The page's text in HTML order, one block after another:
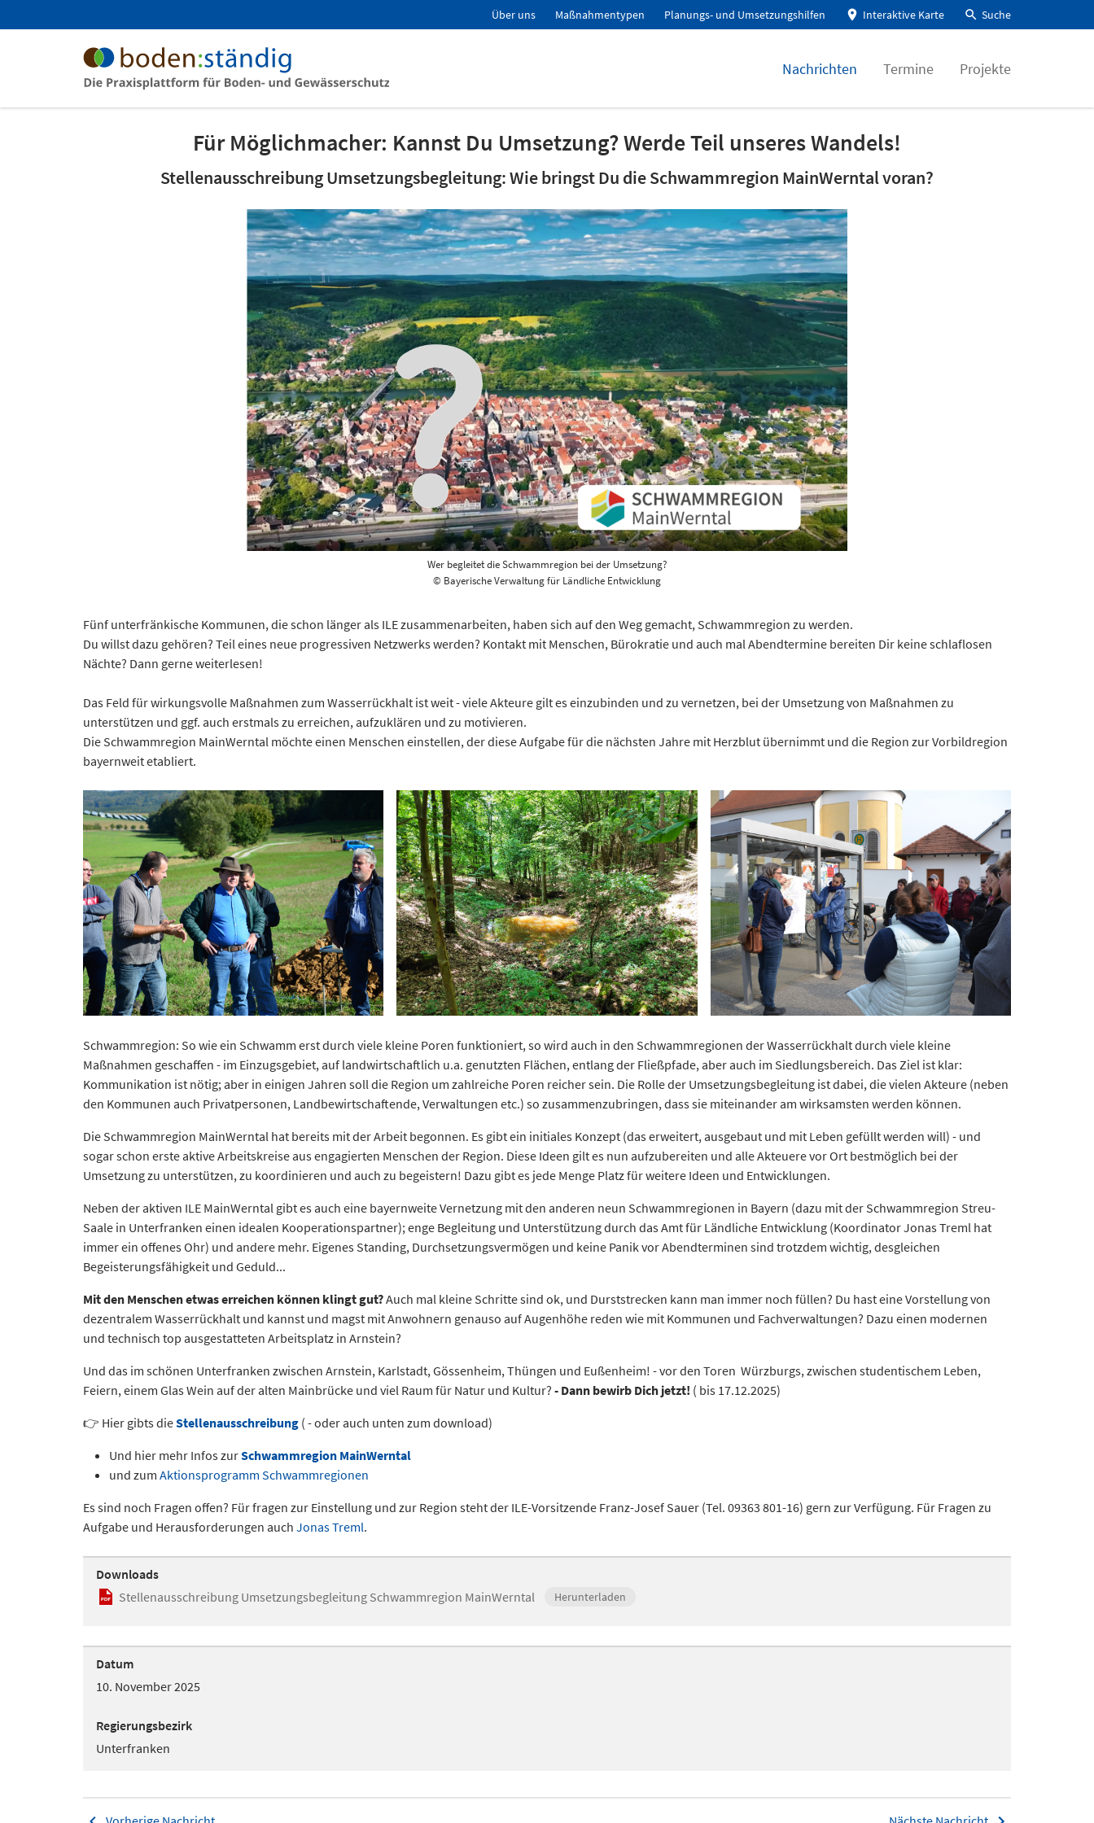
Über uns Maßnahmentypen Planungs- und Umsetzungshilfen Interaktive Karte Suche
Nachrichten Termine Projekte
Für Möglichmacher: Kannst Du Umsetzung? Werde Teil unseres Wandels!
Stellenausschreibung Umsetzungsbegleitung: Wie bringst Du die Schwammregion MainWerntal voran?
Wer begleitet die Schwammregion bei der Umsetzung?
© Bayerische Verwaltung für Ländliche Entwicklung
Fünf unterfränkische Kommunen, die schon länger als ILE zusammenarbeiten, haben sich auf den Weg gemacht, Schwammregion zu werden.
Du willst dazu gehören? Teil eines neue progressiven Netzwerks werden? Kontakt mit Menschen, Bürokratie und auch mal Abendtermine bereiten Dir keine schlaflosen
Nächte? Dann gerne weiterlesen!
Das Feld für wirkungsvolle Maßnahmen zum Wasserrückhalt ist weit - viele Akteure gilt es einzubinden und zu vernetzen, bei der Umsetzung von Maßnahmen zu
unterstützen und ggf. auch erstmals zu erreichen, aufzuklären und zu motivieren.
Die Schwammregion MainWerntal möchte einen Menschen einstellen, der diese Aufgabe für die nächsten Jahre mit Herzblut übernimmt und die Region zur Vorbildregion
bayernweit etabliert.
Schwammregion: So wie ein Schwamm erst durch viele kleine Poren funktioniert, so wird auch in den Schwammregionen der Wasserrückhalt durch viele kleine
Maßnahmen geschaffen - im Einzugsgebiet, auf landwirtschaftlich u.a. genutzten Flächen, entlang der Fließpfade, aber auch im Siedlungsbereich. Das Ziel ist klar:
Kommunikation ist nötig; aber in einigen Jahren soll die Region um zahlreiche Poren reicher sein. Die Rolle der Umsetzungsbegleitung ist dabei, die vielen Akteure (neben
den Kommunen auch Privatpersonen, Landbewirtschaftende, Verwaltungen etc.) so zusammenzubringen, dass sie miteinander am wirksamsten werden können.
Die Schwammregion MainWerntal hat bereits mit der Arbeit begonnen. Es gibt ein initiales Konzept (das erweitert, ausgebaut und mit Leben gefüllt werden will) - und
sogar schon erste aktive Arbeitskreise aus engagierten Menschen der Region. Diese Ideen gilt es nun aufzubereiten und alle Akteuere vor Ort bestmöglich bei der
Umsetzung zu unterstützen, zu koordinieren und auch zu begeistern! Dazu gibt es jede Menge Platz für weitere Ideen und Entwicklungen.
Neben der aktiven ILE MainWerntal gibt es auch eine bayernweite Vernetzung mit den anderen neun Schwammregionen in Bayern (dazu mit der Schwammregion Streu-
Saale in Unterfranken einen idealen Kooperationspartner); enge Begleitung und Unterstützung durch das Amt für Ländliche Entwicklung (Koordinator Jonas Treml hat
immer ein offenes Ohr) und andere mehr. Eigenes Standing, Durchsetzungsvermögen und keine Panik vor Abendterminen sind trotzdem wichtig, desgleichen
Begeisterungsfähigkeit und Geduld...
Mit den Menschen etwas erreichen können klingt gut?Auch mal kleine Schritte sind ok, und Durststrecken kann man immer noch füllen? Du hast eine Vorstellung von
dezentralem Wasserrückhalt und kannst und magst mit Anwohnern genauso auf Augenhöhe reden wie mit Kommunen und Fachverwaltungen? Dazu einen modernen
und technisch top ausgestatteten Arbeitsplatz in Arnstein?
Und das im schönen Unterfranken zwischen Arnstein, Karlstadt, Gössenheim, Thüngen und Eußenheim! - vor den Toren Würzburgs, zwischen studentischem Leben,
Feiern, einem Glas Wein auf der alten Mainbrücke und viel Raum für Natur und Kultur? - Dann bewirb Dich jetzt! ( bis 17.12.2025)
👉 Hier gibts dieStellenausschreibung ( - oder auch unten zum download)
Und hier mehr Infos zurSchwammregion MainWerntal
und zum Aktionsprogramm Schwammregionen
Es sind noch Fragen offen? Für fragen zur Einstellung und zur Region steht der ILE-Vorsitzende Franz-Josef Sauer (Tel. 09363 801-16) gern zur Verfügung. Für Fragen zu
Aufgabe und Herausforderungen auch Jonas Treml.
Downloads
Stellenausschreibung Umsetzungsbegleitung Schwammregion MainWerntal
Herunterladen
Datum
10. November 2025
Regierungsbezirk
Unterfranken